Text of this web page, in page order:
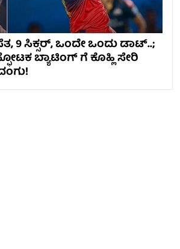
9 ಸಿಕ್ಸರ್, ಒಂದೇ ಒಂದು ಡಾಟ್..;
ಬ್ಯಾಟಿಂಗ್ ಗೆ ಕೊಹ್ಲಿ ಸೇರಿ